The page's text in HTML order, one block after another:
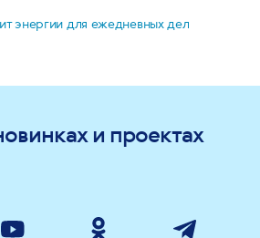
энергии для ежедневных дел
и проектах